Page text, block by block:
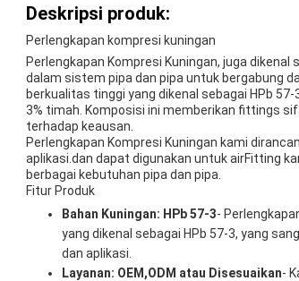
Deskripsi produk:
Perlengkapan kompresi kuningan
Perlengkapan Kompresi Kuningan, juga
dalam sistem pipa dan pipa untuk bergabung
berkualitas tinggi yang dikenal sebagai HPb
3% timah. Komposisi ini memberikan fittings
terhadap keausan.
Perlengkapan Kompresi Kuningan kami
aplikasi.dan dapat digunakan untuk airFitting
berbagai kebutuhan pipa dan pipa.
Fitur Produk
Bahan Kuningan: HPb 57-3-
yang dikenal sebagai HPb 57-3, yang
dan aplikasi.
Layanan: OEM,ODM atau Disesuaikan-